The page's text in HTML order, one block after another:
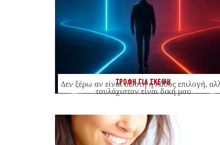
ΤΡΟΦΗ ΓΙΑ ΣΚΕΨΗ
Δεν ξέρω αν είναι σωστή ή λάθος επιλογή,
τουλάχιστον είναι δική μου